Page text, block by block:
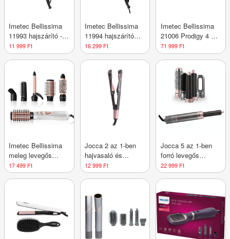
Imetec Bellissima
11993 hajszárító - 1
db
11 999 Ft
Imetec Bellissima
11994 hajszárító
2300W - 1 db
16 299 Ft
Imetec Bellissima
21006 Prodigy 4 az
1-ben
professzionális
hajformázó - 1 db
71 999 Ft
Imetec Bellissima
meleg levegős
hajformázó 5 az 1-
ben 11726 - 1 db
17 499 Ft
Jocca 2 az 1-ben
hajvasaló és
hajgöndörítő
készülék - 1 db
12 999 Ft
Jocca 5 az 1-ben
forró levegős
hajformázó kefe - 1
db
22 999 Ft